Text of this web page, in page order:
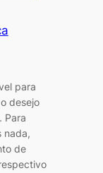
para
desejo
Para
nada,
de